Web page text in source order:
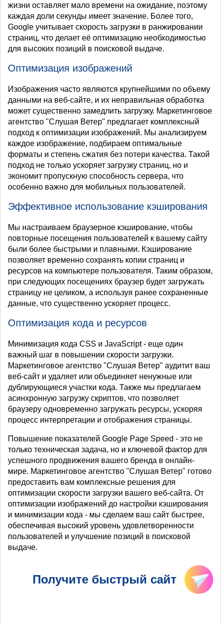
жизни оставляет мало времени на ожидание, поэтому
каждая доли секунды имеет значение. Более того,
Google учитывает скорость загрузки в ранжировании
страниц, что делает её оптимизацию необходимостью
для высоких позиций в поисковой выдаче.
Оптимизация изображений
Изображения часто являются крупнейшими по объему
данными на веб-сайте, и их неправильная обработка
может существенно замедлить загрузку. Маркетинговое
агентство "Слушая Ветер" предлагает комплексный
подход к оптимизации изображений. Мы анализируем
каждое изображение, подбираем оптимальные
форматы и степень сжатия без потери качества. Такой
подход не только ускоряет загрузку страниц, но и
экономит пропускную способность сервера, что
особенно важно для мобильных пользователей.
Эффективное использование кэширования
Мы настраиваем браузерное кэширование, чтобы
повторные посещения пользователей к вашему сайту
были более быстрыми и плавными. Кэширование
позволяет временно сохранять копии страниц и
ресурсов на компьютере пользователя. Таким образом,
при следующих посещениях браузер будет загружать
страницу не целиком, а используя ранее сохраненные
данные, что существенно ускоряет процесс.
Оптимизация кода и ресурсов
Минимизация кода CSS и JavaScript - еще один
важный шаг в повышении скорости загрузки.
Маркетинговое агентство "Слушая Ветер" аудитит ваш
веб-сайт и удаляет или объединяет ненужные или
дублирующиеся участки кода. Также мы предлагаем
асинхронную загрузку скриптов, что позволяет
браузеру одновременно загружать ресурсы, ускоряя
процесс интерпретации и отображения страницы.
Повышение показателей Google Page Speed - это не
только техническая задача, но и ключевой фактор для
успешного продвижения вашего бренда в онлайн-
мире. Маркетинговое агентство "Слушая Ветер" готово
предоставить вам комплексные решения для
оптимизации скорости загрузки вашего веб-сайта. От
оптимизации изображений до настройки кэширования
и минимизации кода - мы сделаем ваш сайт быстрее,
обеспечивая высокий уровень удовлетворенности
пользователей и улучшение позиций в поисковой
выдаче.
Получите быстрый сайт